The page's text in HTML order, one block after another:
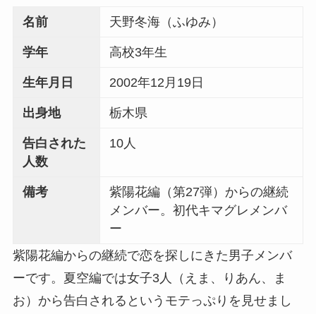
名前 天野冬海（ふゆみ）
学年 高校3年生
生年月日 2002年12月19日
出身地 栃木県
告白された
人数
10人
備考
紫陽花編（第27弾）からの継続
メンバー。初代キマグレメンバ
ー
紫陽花編からの継続で恋を探しにきた男子メンバ
ーです。夏空編では女子3人（えま、りあん、ま
お）から告白されるというモテっぷりを見せまし